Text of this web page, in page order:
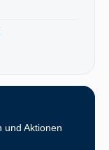
und Aktionen